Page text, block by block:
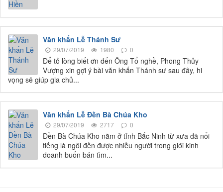
Văn khấn Lễ Thánh Sư
29/07/2019 1980 0
Để tỏ lòng biết ơn đến Ông Tổ nghề, Phong Thủy
Vượng xin gợi ý bài văn khấn Thánh sư sau đây, hi
vọng sẽ giúp gia chủ...
Văn khấn Lễ Đền Bà Chúa Kho
29/07/2019 2717 0
Đền Bà Chúa Kho nằm ở tỉnh Bắc Ninh từ xưa đã nổi
tiếng là ngôi đền được nhiều người trong giới kinh
doanh buốn bán tìm...